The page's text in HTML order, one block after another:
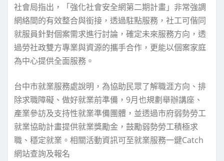
社會局指出，「強化社會安全網第二期計畫」非常強調
網絡間的有效整合與銜接，透過駐點服務，社工可偕同
就服員針對個案需求進行討論，確定未來服務方向，透
過勞社政雙方專業與資源的攜手合作，更能以個案家庭
為中心提供全面服務。
台中市就業服務處說明，為協助民眾了解職涯方向、排
除求職障礙、做好就業前準備，9月也規劃舉辦講座、
產業參訪及支持性就業準備團體，並透過市府弱勢勞工
就業協助計畫提供就業獎勵金，鼓勵弱勢勞工積極求
職、穩定就業。相關活動資訊可至就業服務一鍵Catch
網站查詢及報名